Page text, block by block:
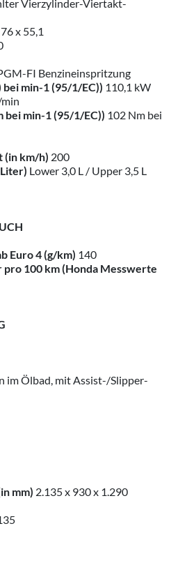
Vierzylinder-Viertakt-
76 x 55,1
FI Benzineinspritzung
bei min-1 (95/1/EC)) 110,1 kW
bei min-1 (95/1/EC)) 102 Nm bei
(in km/h) 200
Lower 3,0 L / Upper 3,5 L
Euro 4 (g/km) 140
100 km (Honda Messwerte
im Ölbad, mit Assist-/Slipper-
mm) 2.135 x 930 x 1.290